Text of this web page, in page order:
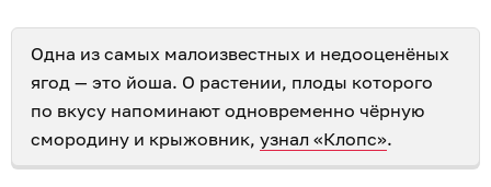
Одна из самых малоизвестных и недооценёных
ягод — это йоша. О растении, плоды которого
по вкусу напоминают одновременно чёрную
смородину и крыжовник, узнал «Клопс».